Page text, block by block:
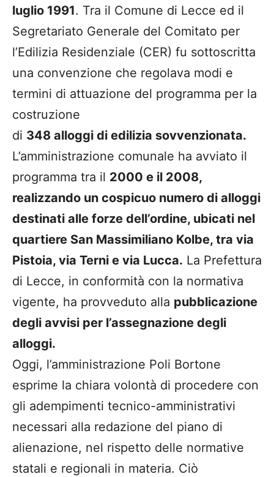
luglio 1991. Tra il Comune di Lecce ed il
Segretariato Generale del Comitato per
l’Edilizia Residenziale (CER) fu sottoscritta
una convenzione che regolava modi e
termini di attuazione del programma per la
costruzione
di 348 alloggi di edilizia sovvenzionata.
L’amministrazione comunale ha avviato il
programma tra il 2000 e il 2008,
realizzando un cospicuo numero di alloggi
destinati alle forze dell’ordine, ubicati nel
quartiere San Massimiliano Kolbe, tra via
Pistoia, via Terni e via Lucca. La Prefettura
di Lecce, in conformità con la normativa
vigente, ha provveduto alla pubblicazione
degli avvisi per l’assegnazione degli
alloggi.
Oggi, l’amministrazione Poli Bortone
esprime la chiara volontà di procedere con
gli adempimenti tecnico-amministrativi
necessari alla redazione del piano di
alienazione, nel rispetto delle normative
statali e regionali in materia. Ciò